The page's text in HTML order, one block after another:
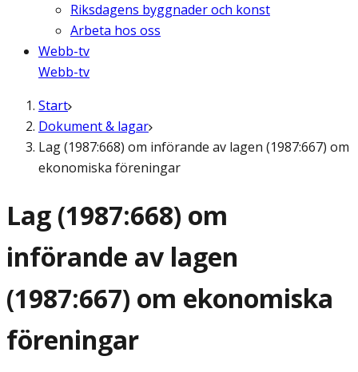
Riksdagens byggnader och konst
Arbeta hos oss
Webb-tv
Webb-tv
Start
Dokument & lagar
Lag (1987:668) om införande av lagen (1987:667) om
ekonomiska föreningar
Lag (1987:668) om
införande av lagen
(1987:667) om ekonomiska
föreningar